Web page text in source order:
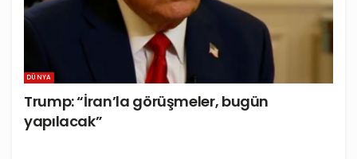
DÜNYA
Trump: “İran’la görüşmeler, bugün
yapılacak”